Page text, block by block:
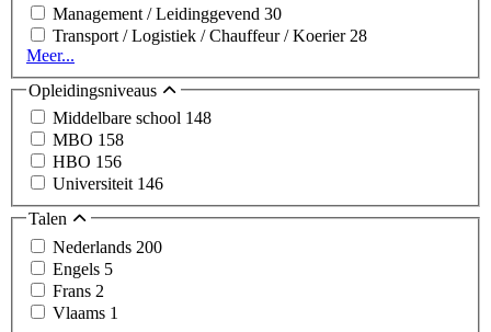
Management / Leidinggevend 30
Transport / Logistiek / Chauffeur / Koerier 28
Meer...
Opleidingsniveaus
Middelbare school 148
MBO 158
HBO 156
Universiteit 146
Talen
Nederlands 200
Engels 5
Frans 2
Vlaams 1